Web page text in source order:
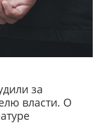
за
власти. О